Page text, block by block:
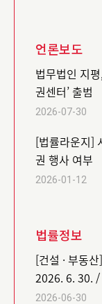
언론보도
법무법인 지
권센터’ 출범
2026-07-30
[법률라운지]
권 행사 여부
2026-01-12
법률정보
[건설 · 부동
2026. 6. 30.
2026-06-30